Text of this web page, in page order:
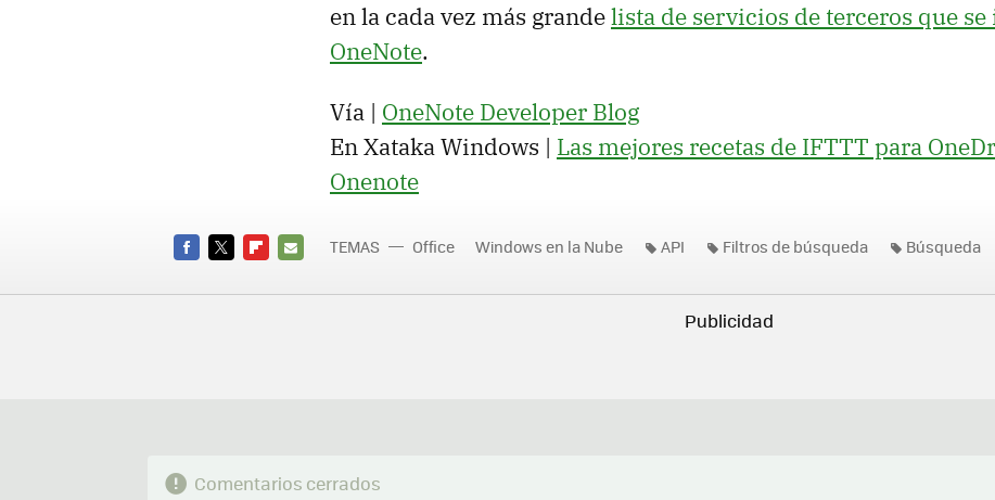
en la cada vez más grandelista de servicios de terceros que
OneNote.
Vía | OneNote Developer Blog
En Xataka Windows | Las mejores recetas de IFTTT para
Onenote
MAIL
TEMAS Office Windows en la Nube API Filtros de búsqueda Búsqueda
Comentarios cerrados